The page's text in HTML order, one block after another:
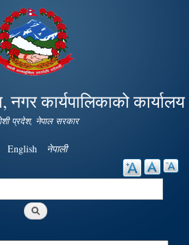
to
कार्यपालिकाको कार्यालय
प्रदेश, नेपाल सरकार
English नेपाली